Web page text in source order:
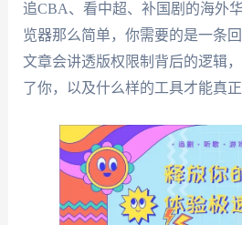
追CBA、看中超、补国剧的海外
览器那么简单，你需要的是一条
文章会讲透版权限制背后的逻辑
了你，以及什么样的工具才能真正